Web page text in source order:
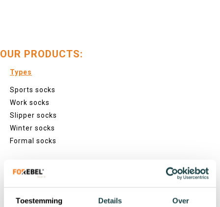
Toestemming Details Over
OUR PRODUCTS:
Types
Sports socks
Work socks
Slipper socks
Winter socks
Formal socks
Lenghts
Sneaker socks